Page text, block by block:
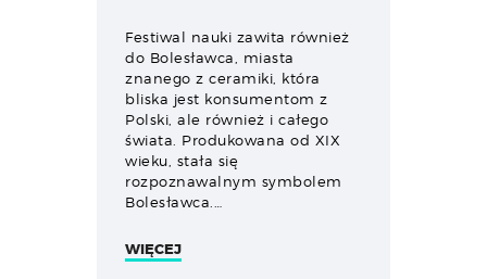
Festiwal nauki zawita również
do Bolesławca, miasta
znanego z ceramiki, która
bliska jest konsumentom z
Polski, ale również i całego
świata. Produkowana od XIX
wieku, stała się
rozpoznawalnym symbolem
Bolesławca.…
WIĘCEJ